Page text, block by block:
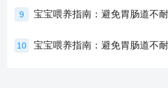
9 宝宝喂养指南：避免胃肠道不
10 宝宝喂养指南：避免胃肠道不